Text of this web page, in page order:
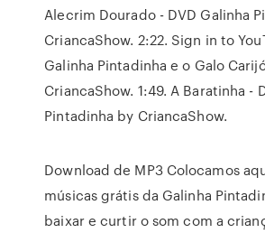
Alecrim Dourado - DVD Galinha
CriancaShow. 2:22. Sign in to
Galinha Pintadinha e o Galo
CriancaShow. 1:49. A Baratinha -
Pintadinha by CriancaShow.
Download de MP3 Colocamos
músicas grátis da Galinha
baixar e curtir o som com a